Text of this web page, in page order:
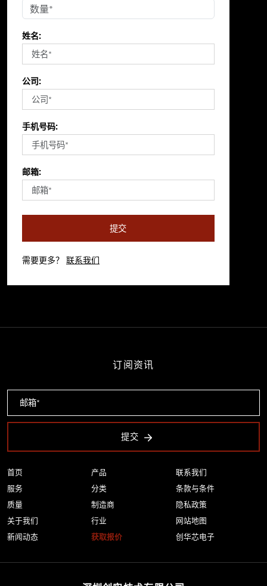
姓名:
公司:
手机号码:
邮箱:
提交
需要更多？ 联系我们
首页
服务
质量
关于我们
新闻动态
产品
分类
制造商
行业
获取报价
联系我们
条款与条件
隐私政策
网站地图
创华芯电子
订阅资讯
提交